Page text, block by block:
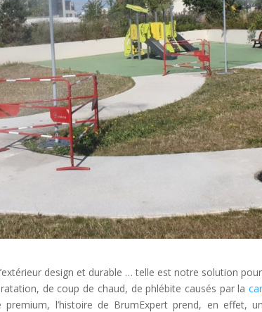
design et durable … telle est notre solution
de coup de chaud, de phlébite causés par la
l’histoire de BrumExpert prend, en effet,